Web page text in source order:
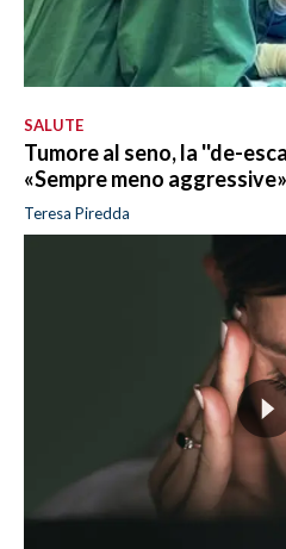
SALUTE
Tumore al seno, la ''de-
«Sempre meno aggressive»
Teresa Piredda